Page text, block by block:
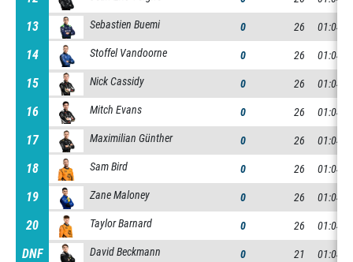
13 Sebastien Buemi 0 26
14 Stoffel Vandoorne 0 26
15 Nick Cassidy 0 26
16 Mitch Evans 0 26
17 Maximilian Günther 0 26
18 Sam Bird 0 26
19 Zane Maloney 0 26
20 Taylor Barnard 0 26
DNF David Beckmann 0 21
13
14
15
16
17
18
19
20
DNF